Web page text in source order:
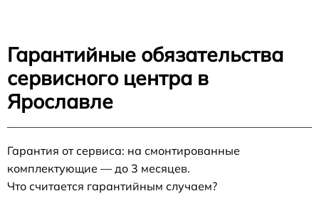
Гарантийные обязательства
сервисного центра в
Ярославле
Гарантия от сервиса: на смонтированные
комплектующие — до 3 месяцев.
Что считается гарантийным случаем?